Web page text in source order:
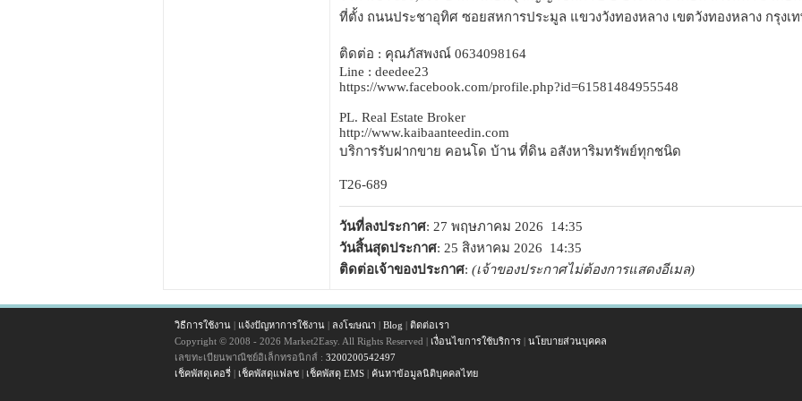
ที่ตั้ง ถนนประชาอุทิศ ซอยสหการประมูล แขวงวังทองหลาง เขตวังทองหลาง กรุงเ
ติดต่อ : คุณภัสพงณ์ 0634098164
Line : deedee23
https://www.facebook.com/profile.php?id=61581484955548
PL. Real Estate Broker
http://www.kaibaanteedin.com
บริการรับฝากขาย คอนโด บ้าน ที่ดิน อสังหาริมทรัพย์ทุกชนิด
T26-689
วันที่ลงประกาศ: 27 พฤษภาคม 2026 14:35
วันสิ้นสุดประกาศ: 25 สิงหาคม 2026 14:35
ติดต่อเจ้าของประกาศ: (เจ้าของประกาศไม่ต้องการแสดงอีเมล)
วิธีการใช้งาน| แจ้งปัญหาการใช้งาน| ลงโฆษณา| Blog | ติดต่อเรา
Copyright © 2008 - 2026 Market2Easy. All Rights Reserved | เงื่อนไขการใช้บริการ| นโยบายส่วนบุคคล
เลขทะเบียนพาณิชย์อิเล็กทรอนิกส์ : 3200200542497
เช็คพัสดุเคอรี่| เช็คพัสดุแฟลช| เช็คพัสดุ EMS| ค้นหาข้อมูลนิติบุคคลไทย